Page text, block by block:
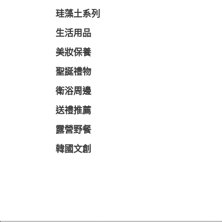
珪藻土系列
生活用品
美妝保養
聖誕禮物
衛浴周邊
送禮推薦
露營野餐
韓國文創